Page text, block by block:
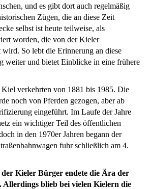
und es gibt dort auch regelmäßig
Zügen, die an diese Zeit
selbst ist heute teilweise, als
worden, die von der Kieler
wird. So lebt die Erinnerung an diese
weiter und bietet Einblicke in eine frühere
verkehrten von 1881 bis 1985. Die
noch von Pferden gezogen, aber ab
eingeführt. Im Laufe der Jahre
ein wichtiger Teil des öffentlichen
in den 1970er Jahren begann der
fuhr schließlich am 4.
Kieler Bürger endete die Ära der
blieb bei vielen Kielern die